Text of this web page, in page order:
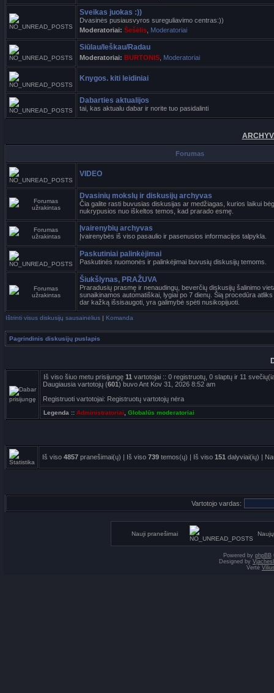
Sveikas juokas :))
Dvasinės pusiausvyros sureguliavimo centras:))
Moderatoriai: Šešėlis Moderatoriai
Siūlau/Ieškau/Radau
Moderatoriai: BURTONIS Moderatoriai
Knygos. kiti leidiniai
Dabarties aktualijos
tai, kas aktualu dabar ir norite tuo pasidalinti
Forumas
VIDEO
Dvasinių mokslų ir diskusijų archyvas
Čia galite rasti buvusias diskusijas ar medžiagas, kurios laikui
nukrypusios nuo iškeltos temos, kad prarado esmę.
Įvairenybių archyvas
Įvairenybės iš viso pasaulio ir pasenusios informacijos talpykla.
Paskutiniai palinkėjimai
Paskutinės nuomonės ir palinkėjimai buvusių diskusijų temoms.
Šiukšlynas, PRAŽUVA
Praradusių prasmę ir nenaudingų, beverčių diskusijų šalinimo
sunaikinamos automatiškai, lygiai po 7 dienų. Šią procedūra
dar kažką išsisaugoti, yra galimybė spėti nusikopijuoti.
Ištrinti visus diskusijų sausainėlius | Komanda
Pagrindinis diskusijų puslapis
Iš viso šiuo metu prisijungę 11 vartotojai :: 0 registruotų, 0 slaptų ir 11
Daugiausia vartotojų (601) buvo Ant Kov 31, 2026 8:52 am
Registruoti vartotojai: Registruotų vartotojų nėra
Legenda :: Administratoriai Globalūs moderatoriai
Iš viso 4857 pranešimai(ų) | Iš viso 739 temos(ų) | Iš viso 151 dalyviai(ių) |
Vartotojo vardas:
Nauji pranešimai
Powered by phpBB
Designed by
Vertė